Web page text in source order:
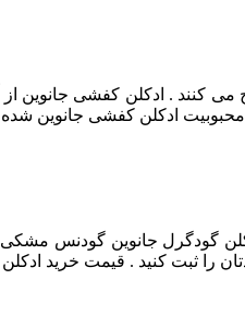
کنند . ادکلن کفشی جانوین
ادکلن کفشی جانوین
گودگرل جانوین گودنس
را ثبت کنید . قیمت خرید